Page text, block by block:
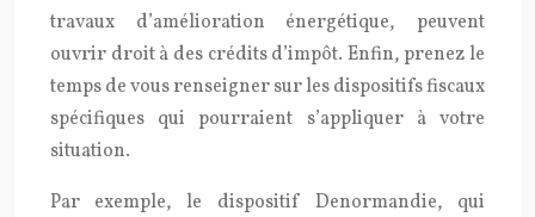
travaux d’amélioration énergétique, peuvent
ouvrir droit à des crédits d’impôt. Enfin, prenez le
temps de vous renseigner sur les dispositifs fiscaux
spécifiques qui pourraient s’appliquer à votre
situation.
Par exemple, le dispositif Denormandie, qui